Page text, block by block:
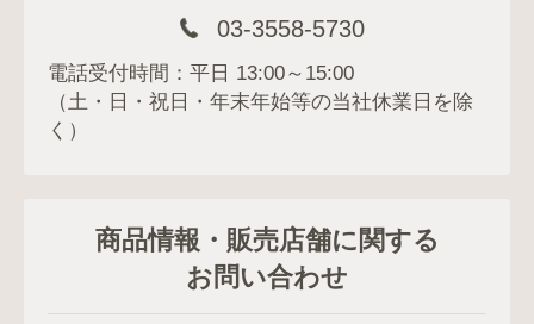
03-3558-5730
電話受付時間：平日 13:00～15:00
（土・日・祝日・年末年始等の当社休業日を除
く）
商品情報・販売店舗に関する
お問い合わせ